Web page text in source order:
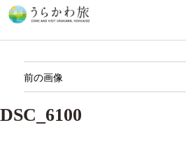
前の画像
DSC_6100